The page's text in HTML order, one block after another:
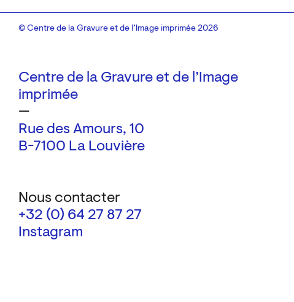
Centre de la Gravure et de l’Image
imprimée
—
Rue des Amours, 10
B-7100 La Louvière
Nous contacter
+32 (0) 64 27 87 27
Instagram
© Centre de la Gravure et de l’Image imprimée 2026